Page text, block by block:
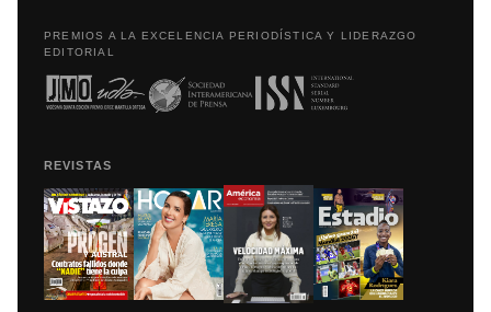
PREMIOS A LA EXCELENCIA PERIODÍSTICA Y LIDERAZGO
EDITORIAL
REVISTAS